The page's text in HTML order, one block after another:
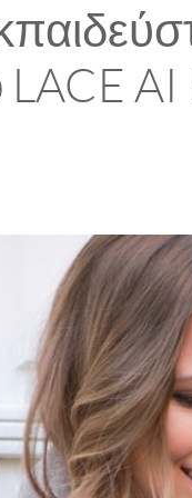
LACE